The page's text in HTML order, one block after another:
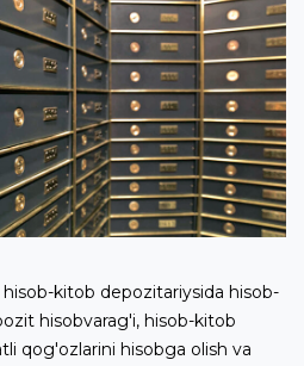
kitob depozitariysida hisob-
hisobvarag'i, hisob-kitob
qog'ozlarini hisobga olish va